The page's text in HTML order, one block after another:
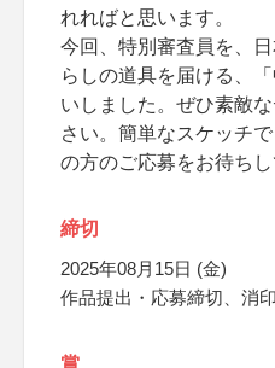
れればと思います。
今回、特別審査員を、
らしの道具を届ける、
いしました。ぜひ素敵
さい。簡単なスケッチ
の方のご応募をお待ちし
締切
2025年08月15日 (金)
作品提出・応募締切、消
賞